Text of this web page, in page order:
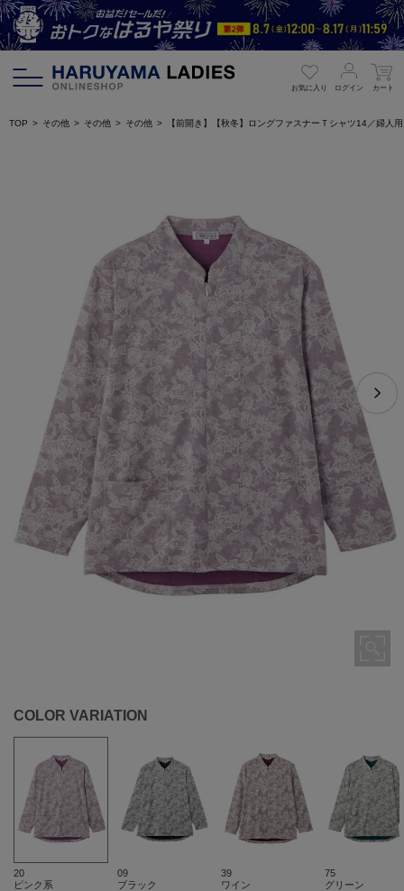
お気に入り ログイン カート
TOP その他 その他 その他 【前開き】【秋冬】ロングファスナーＴシャツ14／婦
COLOR VARIATION
20
ピンク系
09
ブラック
39
ワイン
75
グリーン